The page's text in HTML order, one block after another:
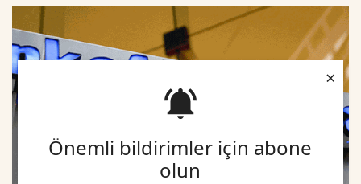
Önemli bildirimler için abone
olun
×